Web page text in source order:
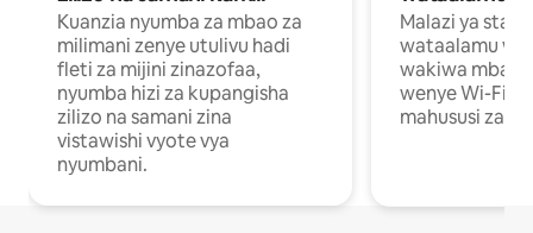
Kuanzia nyumba za mbao za
milimani zenye utulivu hadi
fleti za mijini zinazofaa,
nyumba hizi za kupangisha
zilizo na samani zina
vistawishi vyote vya
nyumbani.
Malazi ya
wataalamu
wakiwa mbali
wenye Wi-Fi
mahususi za